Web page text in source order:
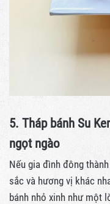
5. Tháp bánh Su
ngọt ngào
Nếu gia đình đông
sắc và hương vị khác
bánh nhỏ xinh như một